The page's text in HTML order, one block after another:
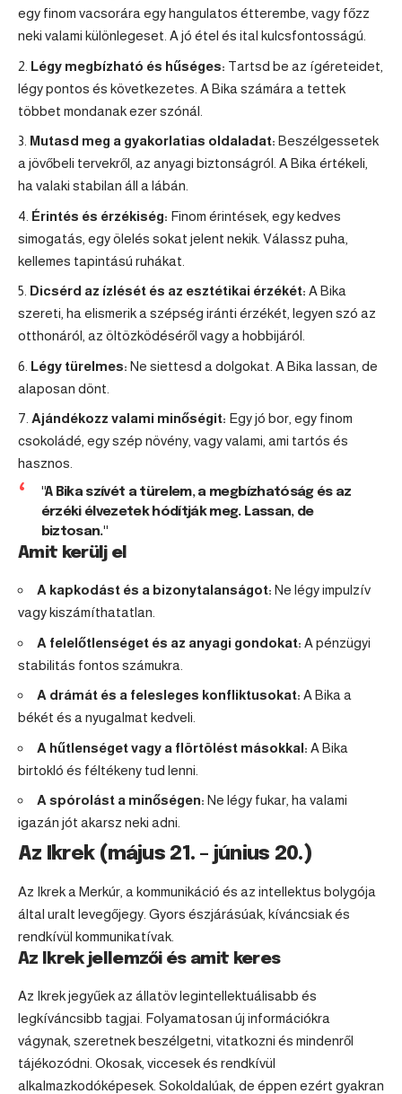
egy finom vacsorára egy hangulatos étterembe, vagy főzz
neki valami különlegeset. A jó étel és ital kulcsfontosságú.
Légy megbízható és hűséges: Tartsd be az ígéreteidet,
légy pontos és következetes. A Bika számára a tettek
többet mondanak ezer szónál.
Mutasd meg a gyakorlatias oldaladat: Beszélgessetek
a jövőbeli tervekről, az anyagi biztonságról. A Bika értékeli,
ha valaki stabilan áll a lábán.
Érintés és érzékiség: Finom érintések, egy kedves
simogatás, egy ölelés sokat jelent nekik. Válassz puha,
kellemes tapintású ruhákat.
Dicsérd az ízlését és az esztétikai érzékét: A Bika
szereti, ha elismerik a szépség iránti érzékét, legyen szó az
otthonáról, az öltözködéséről vagy a hobbijáról.
Légy türelmes: Ne siettesd a dolgokat. A Bika lassan, de
alaposan dönt.
Ajándékozz valami minőségit: Egy jó bor, egy finom
csokoládé, egy szép növény, vagy valami, ami tartós és
hasznos.
"A Bika szívét a türelem, a megbízhatóság és az
érzéki élvezetek hódítják meg. Lassan, de
biztosan."
Amit kerülj el
A kapkodást és a bizonytalanságot: Ne légy impulzív
vagy kiszámíthatatlan.
A felelőtlenséget és az anyagi gondokat: A pénzügyi
stabilitás fontos számukra.
A drámát és a felesleges konfliktusokat: A Bika a
békét és a nyugalmat kedveli.
A hűtlenséget vagy a flörtölést másokkal: A Bika
birtokló és féltékeny tud lenni.
A spórolást a minőségen: Ne légy fukar, ha valami
igazán jót akarsz neki adni.
Az Ikrek (május 21. – június 20.)
Az Ikrek a Merkúr, a kommunikáció és az intellektus bolygója
által uralt levegőjegy. Gyors észjárásúak, kíváncsiak és
rendkívül kommunikatívak.
Az Ikrek jellemzői és amit keres
Az Ikrek jegyűek az állatöv legintellektuálisabb és
legkíváncsibb tagjai. Folyamatosan új információkra
vágynak, szeretnek beszélgetni, vitatkozni és mindenről
tájékozódni. Okosak, viccesek és rendkívül
alkalmazkodóképesek. Sokoldalúak, de éppen ezért gyakran